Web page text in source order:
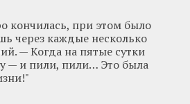
кончилась, при этом было
через каждые несколько
— Когда на пятые сутки
— и пили, пили… Это была